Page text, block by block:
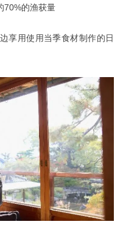
70%的渔获量
享用使用当季食材制作的日